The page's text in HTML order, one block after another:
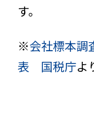
す。
※会社標本
表 国税庁よ